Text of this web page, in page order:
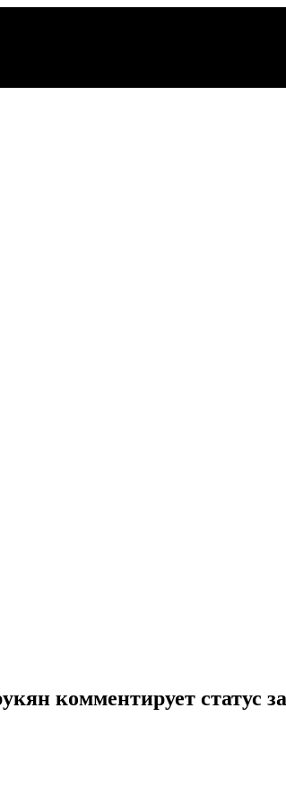
комментирует статус